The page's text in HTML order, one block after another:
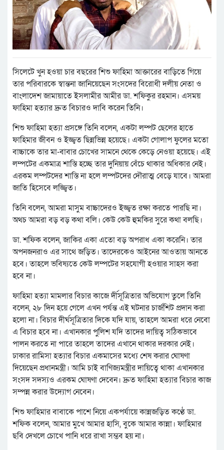
সিলেটে খুন হওয়া চার বছরের শিশু ফাহিমা আক্তারের বাড়িতে গিয়ে
তার পরিবারকে স্বান্তনা জানিয়েছেন সংসদের বিরোধী দলীয় নেতা ও
বাংলাদেশ জামায়াতে ইসলামীর আমীর ডা. শফিকুর রহমান। এসময়
ফাহিমা হত্যার দ্রুত বিচারও দাবি করেন তিনি।
শিশু ফাহিমা হত্যা প্রসঙ্গে তিনি বলেন, একটা লম্পট ছেলের হাতে
ফাহিমার জীবন ও ইজ্জ্বত ছিন্নভিন্ন হয়েছে। একটা গোলাপ ফুলের মতো
বাচ্চাকে তার মা-বাবার চোখের সামনে থেকে কেড়ে নেওয়া হয়েছে। এই
লম্পটের একমাত্র শাস্তি হচ্ছে তার দুনিয়ায় বেঁচে থাকার অধিকার নেই।
এরকম লম্পটদের শাস্তি না হলে লম্পটদের দৌরাত্ম বেড়ে যাবে। আমরা
জাতি হিসেবে লজ্জ্বিত।
তিনি বলেন, আমরা মাসুম বাচ্চাদেরও ইজ্জ্বত রক্ষা করতে পারছি না।
অথচ আমরা বড় বড় কথা বলি। কেউ কেউ হুমকির সুরে কথা বলছি।
ডা. শফিক বলেন, জাকির একা এতো বড় অপরাধ একা করেনি। তার
অপনজনরাও এর সাথে জড়িত। তাদেরকেও আইনের আওতায় আনতে
হবে। তাহলে ভবিষ্যতে কেউ লম্পটের সহযোগী হওয়ার সাহস করা
হবে না।
ফাহিমা হত্যা মামলার বিচার কাজে র্দীসূত্রিতার অভিযোগ তুলে তিনি
বলেন, ২৮ দিন হয়ে গেলে এখন পর্যন্ত এই ঘটনার চার্জশিট প্রদান করা
হলো না। বিচার দীর্ঘসূত্রিতার দিকে যদি যায়, তাহলে আমরা ধরে নেবো
এ বিচার হবে না। এখানকার পুলিশ যদি তাদের দায়িত্ব সঠিকভাবে
পালন করতে না পারে তাহলে তাদের এখানে থাকার দরকার নেই।
ঢাকার রামিসা হত্যার বিচার একমাসের মধ্যে শেষ করার ঘোষণা
দিয়েছেন প্রধানমন্ত্রী। আমি চাই বাণিজ্যমন্ত্রীর দায়িত্বে থাকা এখানকার
সংসদ সদস্যও এরকম ঘোষণা দেবেন। দ্রুত ফাহিমা হত্যার বিচার কাজ
সম্পন্ন করার উদ্যোগ নেবেন।
শিশু ফাহিমার বাবাকে পাশে নিয়ে একপর্যায়ে কান্নজড়িত কণ্ঠে ডা.
শফিক বলেন, আমার মুখে আমার হাসি, বুকে আমার কান্না। ফাহিমার
ছবি দেখলে চোখে পানি ধরে রাখা সম্ভব হয় না।